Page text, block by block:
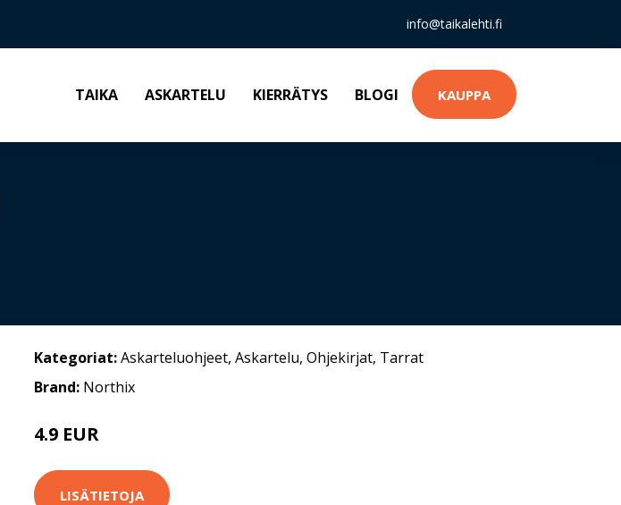
info@taikalehti.fi
TAIKA ASKARTELU KIERRÄTYS BLOGI KAUPPA
Kategoriat:Askarteluohjeet, Askartelu, Ohjekirjat, Tarrat
Brand: Northix
4.9 EUR
LISÄTIETOJA